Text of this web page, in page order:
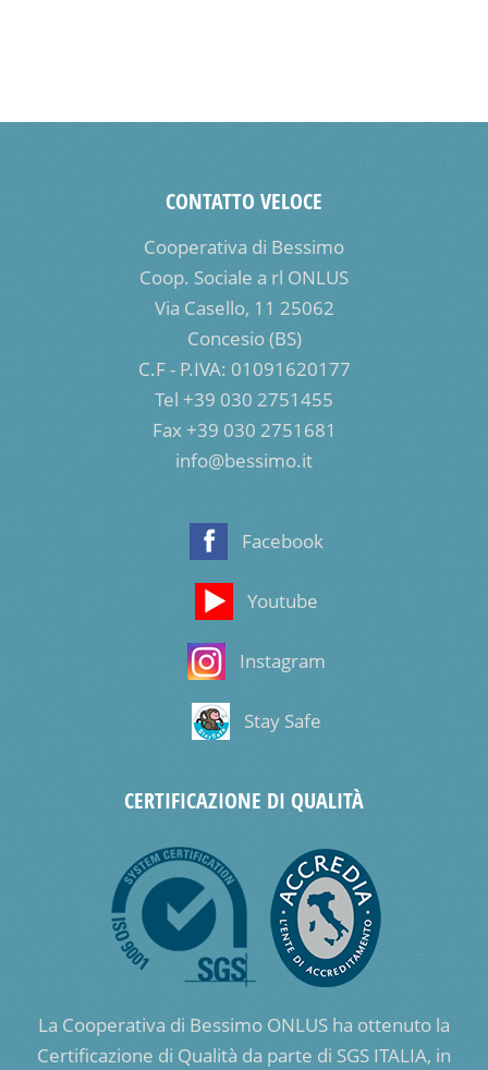
CONTATTO VELOCE
Cooperativa di Bessimo
Coop. Sociale a rl ONLUS
Via Casello, 11 25062
Concesio (BS)
C.F - P.IVA: 01091620177
Tel +39 030 2751455
Fax +39 030 2751681
info@bessimo.it
Facebook
Youtube
Instagram
Stay Safe
CERTIFICAZIONE DI QUALITÀ
La Cooperativa di Bessimo ONLUS ha ottenuto la
Certificazione di Qualità da parte di SGS ITALIA, in